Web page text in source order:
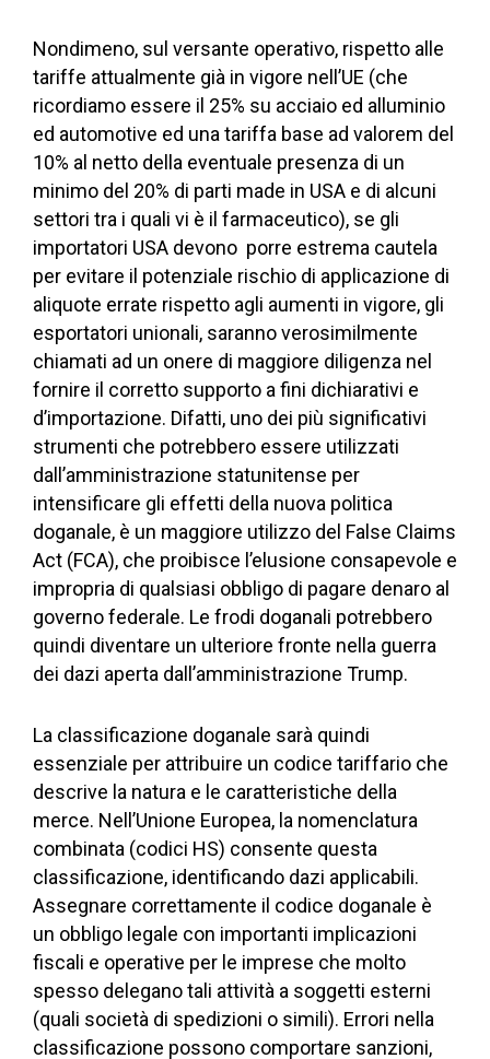
Nondimeno, sul versante operativo, rispetto alle
tariffe attualmente già in vigore nell’UE (che
ricordiamo essere il 25% su acciaio ed alluminio
ed automotive ed una tariffa base ad valorem del
10% al netto della eventuale presenza di un
minimo del 20% di parti made in USA e di alcuni
settori tra i quali vi è il farmaceutico), se gli
importatori USA devono porre estrema cautela
per evitare il potenziale rischio di applicazione di
aliquote errate rispetto agli aumenti in vigore, gli
esportatori unionali, saranno verosimilmente
chiamati ad un onere di maggiore diligenza nel
fornire il corretto supporto a fini dichiarativi e
d’importazione. Difatti, uno dei più significativi
strumenti che potrebbero essere utilizzati
dall’amministrazione statunitense per
intensificare gli effetti della nuova politica
doganale, è un maggiore utilizzo del False Claims
Act (FCA), che proibisce l’elusione consapevole e
impropria di qualsiasi obbligo di pagare denaro al
governo federale. Le frodi doganali potrebbero
quindi diventare un ulteriore fronte nella guerra
dei dazi aperta dall’amministrazione Trump.
La classificazione doganale sarà quindi
essenziale per attribuire un codice tariffario che
descrive la natura e le caratteristiche della
merce. Nell’Unione Europea, la nomenclatura
combinata (codici HS) consente questa
classificazione, identificando dazi applicabili.
Assegnare correttamente il codice doganale è
un obbligo legale con importanti implicazioni
fiscali e operative per le imprese che molto
spesso delegano tali attività a soggetti esterni
(quali società di spedizioni o simili). Errori nella
classificazione possono comportare sanzioni,